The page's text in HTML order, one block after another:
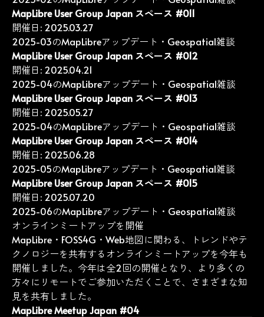
MapLibre User Group Japan スペース #011
開催日: 2025.03.27
2025-03のMapLibreアップデート・Geospatial雑談
MapLibre User Group Japan スペース #012
開催日: 2025.04.21
2025-04のMapLibreアップデート・Geospatial雑談
MapLibre User Group Japan スペース #013
開催日: 2025.05.27
2025-04のMapLibreアップデート・Geospatial雑談
MapLibre User Group Japan スペース #014
開催日: 2025.06.28
2025-05のMapLibreアップデート・Geospatial雑談
MapLibre User Group Japan スペース #015
開催日: 2025.07.20
2025-06のMapLibreアップデート・Geospatial雑談
オンラインミートアップを開催
MapLibre・FOSS4G・Web地図に関わる、トレンドやテ
クノロジーを共有するオンラインミートアップを今年も
開催しました。今年は全2回の開催となり、より多くの
方々にリモートでご参加いただくことで、さまざまな知
見を共有しました。
MapLibre Meetup Japan #04